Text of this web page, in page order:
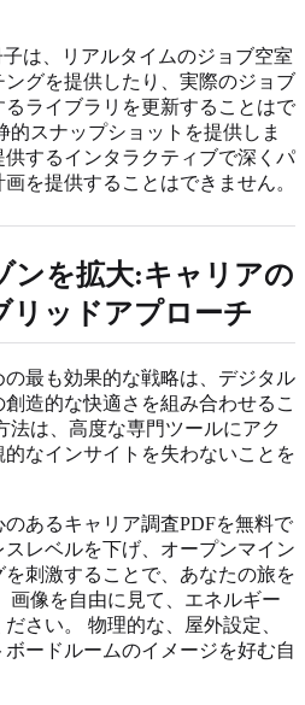
は、リアルタイムのジョブ空室
グを提供したり、実際のジョブ
るライブラリを更新することはで
的スナップショットを提供しま
するインタラクティブで深くパ
を提供することはできません。
ンを拡大:キャリアの
リッドアプローチ
最も効果的な戦略は、デジタル
造的な快適さを組み合わせるこ
法は、高度な専門ツールにアク
なインサイトを失わないことを
あるキャリア調査PDFを無料で
レベルを下げ、オープンマイン
を刺激することで、あなたの旅を
画像を自由に見て、エネルギー
さい。 物理的な、屋外設定、
ードルームのイメージを好む自